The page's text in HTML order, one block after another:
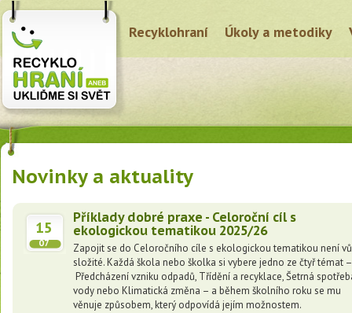
Recyklohraní Úkoly a metodiky
Novinky a aktuality
15
07
Příklady dobré praxe - Celoroční cíl s
ekologickou tematikou 2025/26
Zapojit se do Celoročního cíle s ekologickou tematikou není
složité. Každá škola nebo školka si vybere jedno ze čtyř témat
Předcházení vzniku odpadů, Třídění a recyklace, Šetrná
vody nebo Klimatická změna – a během školního roku se mu
věnuje způsobem, který odpovídá jejím možnostem.